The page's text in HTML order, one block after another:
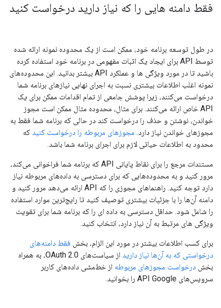
فقط دامنه هایی را که نیاز دارید درخواست کنید
در طول توسعه برنامه خود، ممکن است از یک محدوده نمونه ارائه شده
توسط API برای ایجاد یک اثبات مفهومی در برنامه خود استفاده کرده
باشید تا در مورد ویژگی ها و عملکرد API بیشتر بدانید. این محدوده‌های
نمونه اغلب اطلاعات بیشتری نسبت به اجرای نهایی نیازهای برنامه شما
درخواست می‌کنند، زیرا پوشش جامعی از تمام اقدامات ممکن برای یک
API خاص ارائه می‌کنند. برای مثال، محدوده مثال ممکن است مجوز
خواندن، نوشتن و حذف را درخواست کند در حالی که برنامه شما فقط به
مجوزهای خواندن نیاز دارد. مجوزهای مربوطه را درخواست کنید که
محدود به اطلاعات حیاتی لازم برای اجرای برنامه شما باشد.
مستندات مرجع را برای نقاط پایانی API که برنامه شما فراخوانی می‌کند،
مرور کنید و به محدوده‌هایی که برای دسترسی به داده‌های مربوطه نیاز
دارد توجه کنید. راهنماهای مجوزی را که API ارائه می‌دهد مرور کنید و
دامنه آن‌ها را با جزئیات بیشتری توصیف کنید تا رایج‌ترین موارد استفاده
را شامل شود. حداقل دسترسی به داده ای را که برنامه شما برای تقویت
ویژگی های مرتبط به آن نیاز دارد، انتخاب کنید.
برای کسب اطلاعات بیشتر در مورد این الزام، بخش فقط دامنه‌های
درخواستی که به آن‌ها نیاز دارید
از سیاست‌های OAuth 2.0، به همراه
بخش درخواست مجوزهای مربوطه از خط‌مشی داده‌های کاربر
سرویس‌های API Google را بخوانید.